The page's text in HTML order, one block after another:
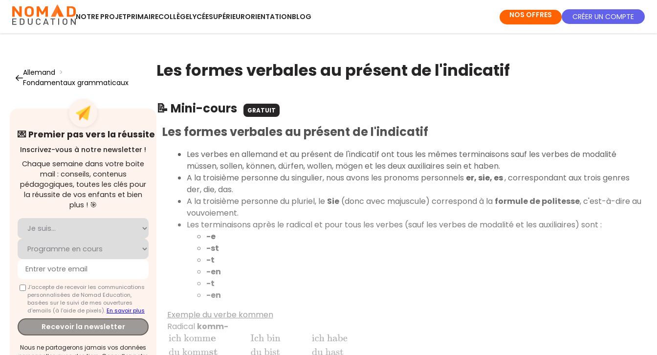
NOTRE PROJETPRIMAIRECOLLÈGELYCÉESUPÉRIEURORIENTATIONBLOG NOS OFFRES CRÉER UN COMPTE
Allemand >
Fondamentaux grammaticaux
💌 Premier pas vers la réussite
Inscrivez-vous à notre newsletter !
Chaque semaine dans votre boite
mail : conseils, contenus
pédagogiques, toutes les clés pour
la réussite de vos enfants et bien
plus ! 🎯
J'accepte de recevoir les communications
personnalisées de Nomad Education,
basées sur le suivi de mes ouvertures
d'emails (à l’aide de pixels).En savoir plus
Recevoir la newsletter
Nous ne partagerons jamais vos données
Les formes verbales au présent de l'indicatif
📝 Mini-cours GRATUIT
Les formes verbales au présent de l'indicatif
Les verbes en allemand et au présent de l'indicatif ont tous les mêmes terminaisons sauf les verbes de modalité
müssen, sollen, können, dürfen, wollen, mögen et les deux auxiliaires sein et haben.
A la troisième personne du singulier, nous avons les pronoms personnels er, sie, es, correspondant aux trois genres
der, die, das.
A la troisième personne du pluriel, le Sie(donc avec majuscule) correspond à la formule de politesse, c'est-à-dire au
vouvoiement.
Les terminaisons après le radical et pour tous les verbes (sauf les verbes de modalité et les auxiliaires) sont :
-e
-st
-t
-en
-t
-en
Exemple du verbe kommen
Radical komm-
ich kommeIch bin ich habedu komm tdu bistdu hast